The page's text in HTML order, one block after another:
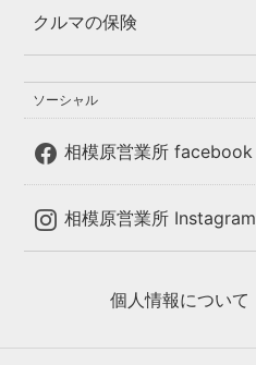
クルマの保険
ソーシャル
相模原営業所 facebook
相模原営業所 Instagram
個人情報について